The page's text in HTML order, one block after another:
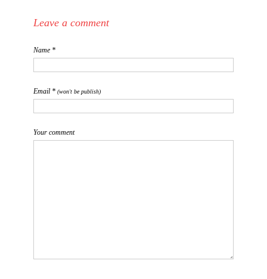
Leave a comment
Name *
Email * (won't be publish)
Your comment